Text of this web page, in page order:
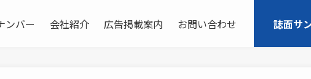
ンバー 会社紹介 広告掲載案内 お問い合わせ 誌面サ